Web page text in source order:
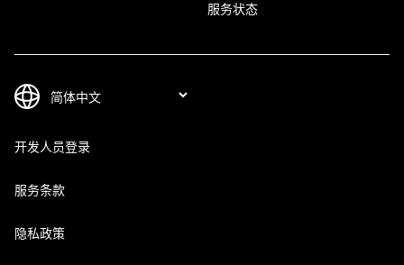
服务状态
开发人员登录
服务条款
隐私政策